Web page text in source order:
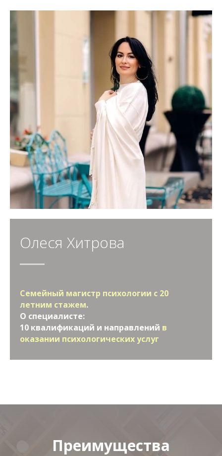
Олеся Хитрова
Семейный магистр психологии с 20
летним стажем.
О специалисте:
10 квалификаций и направлений в
оказании психологических услуг
Преимущества